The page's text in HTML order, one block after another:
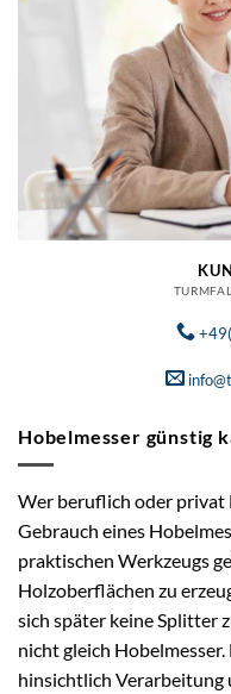
Hobelmesser günstig
Wer beruflich oder privat
Gebrauch eines
praktischen Werkzeugs
Holzoberflächen zu
sich später keine Splitter
nicht gleich
hinsichtlich Verarbeitung